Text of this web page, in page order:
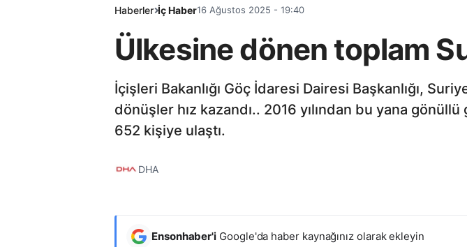
Haberler İç Haber16 Ağustos 2025 - 19:40
Ülkesine dönen toplam
İçişleri Bakanlığı Göç İdaresi Dairesi Başkanlığı,
dönüşler hız kazandı.. 2016 yılından bu yana
652 kişiye ulaştı.
DHA
Ensonhaber'i Google'da haber kaynağınız olarak ekleyin